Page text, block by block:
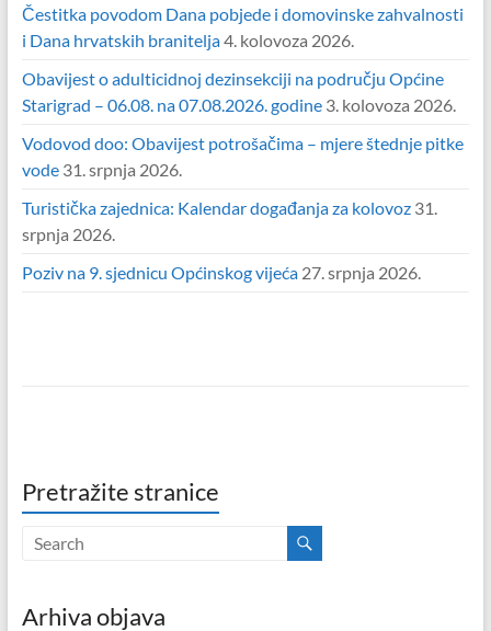
Čestitka povodom Dana pobjede i domovinske zahvalnosti
i Dana hrvatskih branitelja4. kolovoza 2026.
Obavijest o adulticidnoj dezinsekciji na području Općine
Starigrad – 06.08. na 07.08.2026. godine 3. kolovoza 2026.
Vodovod doo: Obavijest potrošačima – mjere štednje pitke
vode 31. srpnja 2026.
Turistička zajednica: Kalendar događanja za kolovoz 31.
srpnja 2026.
Poziv na 9. sjednicu Općinskog vijeća 27. srpnja 2026.
Pretražite stranice
Arhiva objava